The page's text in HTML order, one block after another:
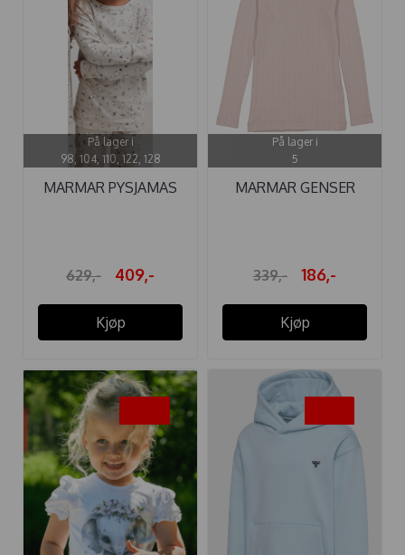
På lager i
98, 104, 110, 122, 128
MARMAR PYSJAMAS
629,- 409,-
Kjøp
På lager i
5
MARMAR GENSER
339,- 186,-
Kjøp